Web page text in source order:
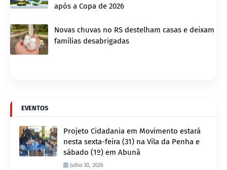
após a Copa de 2026
Novas chuvas no RS destelham casas e deixam
famílias desabrigadas
EVENTOS
Projeto Cidadania em Movimento estará
nesta sexta-feira (31) na Vila da Penha e
sábado (1º) em Abunã
Julho 30, 2026